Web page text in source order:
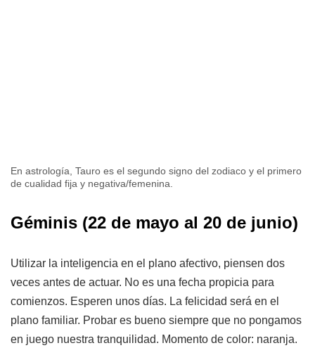
En astrología, Tauro es el segundo signo del zodiaco y el primero
de cualidad fija y negativa/femenina.
Géminis (22 de mayo al 20 de junio)
Utilizar la inteligencia en el plano afectivo, piensen dos
veces antes de actuar. No es una fecha propicia para
comienzos. Esperen unos días. La felicidad será en el
plano familiar. Probar es bueno siempre que no pongamos
en juego nuestra tranquilidad. Momento de color: naranja.